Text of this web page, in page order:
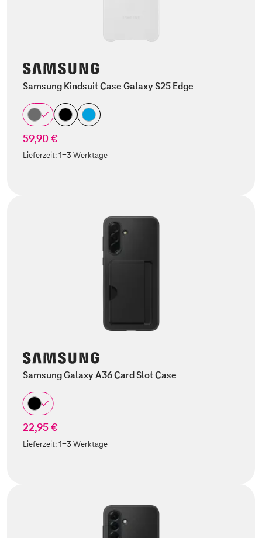
Samsung Kindsuit Case Galaxy S25 Edge
59,90 €
Lieferzeit:1-3 Werktage
Samsung Galaxy A36 Card Slot Case
22,95 €
Lieferzeit:1-3 Werktage